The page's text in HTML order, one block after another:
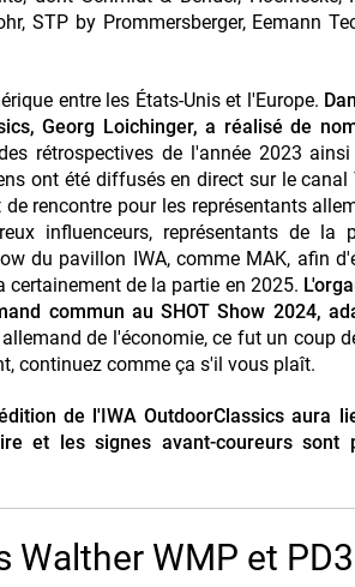
STP by Prommersberger, Eemann
entre les États-Unis et l'Europe.
Georg Loichinger, a réalisé de
rétrospectives de l'année 2023
ont été diffusés en direct sur le canal
rencontre pour les représentants
influenceurs, représentants de la
du pavillon IWA, comme MAK, afin
certainement de la partie en 2025.
commun au SHOT Show 2024,
de l'économie, ce fut un coup
continuez comme ça s'il vous plaît.
de l'IWA OutdoorClassics aura
et les signes avant-coureurs sont
Walther WMP et